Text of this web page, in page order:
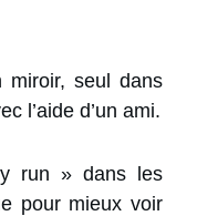
miroir, seul dans
l’aide d’un ami.
run » dans les
pour mieux voir